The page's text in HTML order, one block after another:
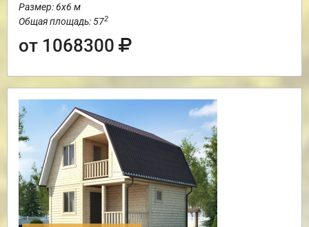
Размер: 6х6 м
Общая площадь: 572
от 1068300